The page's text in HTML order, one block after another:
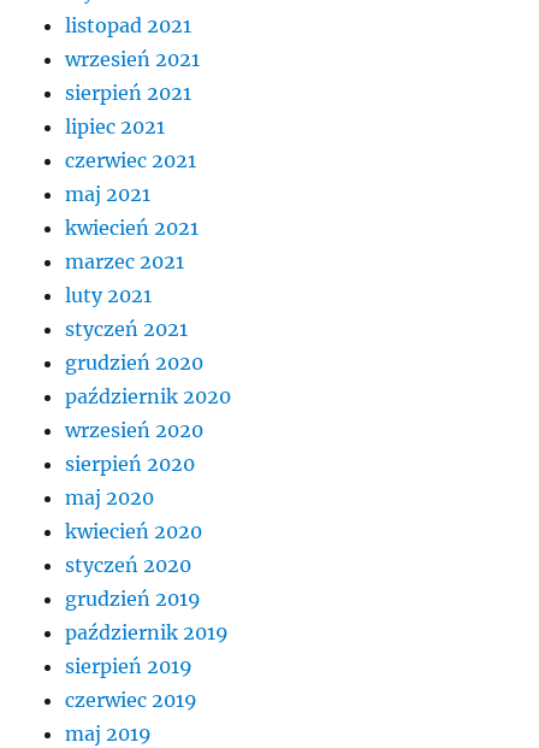
listopad 2021
wrzesień 2021
sierpień 2021
lipiec 2021
czerwiec 2021
maj 2021
kwiecień 2021
marzec 2021
luty 2021
styczeń 2021
grudzień 2020
październik 2020
wrzesień 2020
sierpień 2020
maj 2020
kwiecień 2020
styczeń 2020
grudzień 2019
październik 2019
sierpień 2019
czerwiec 2019
maj 2019